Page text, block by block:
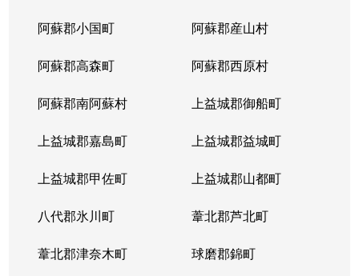
阿蘇郡小国町 阿蘇郡産山村
阿蘇郡高森町 阿蘇郡西原村
阿蘇郡南阿蘇村 上益城郡御船町
上益城郡嘉島町 上益城郡益城町
上益城郡甲佐町 上益城郡山都町
八代郡氷川町 葦北郡芦北町
葦北郡津奈木町 球磨郡錦町